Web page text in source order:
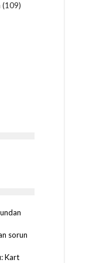
(109)
sorun
Kart